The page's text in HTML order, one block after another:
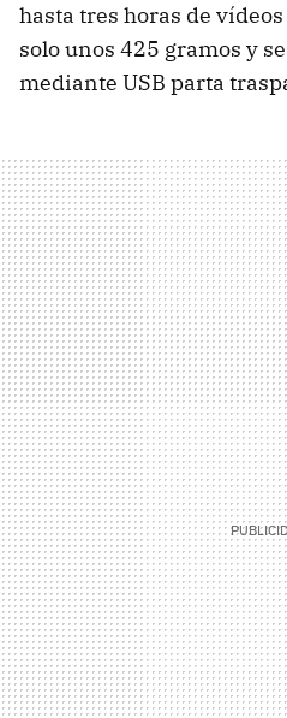
hasta tres horas de
solo unos 425 gramos y
mediante USB parta